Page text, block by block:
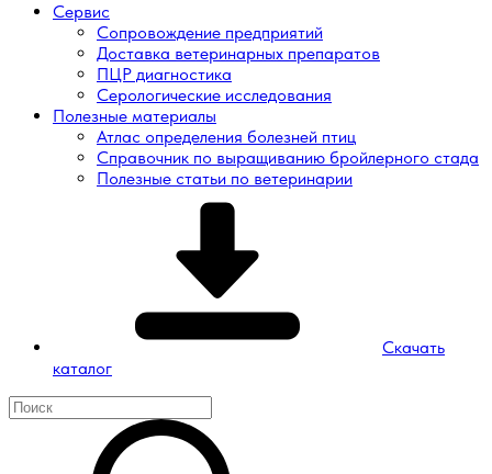
Сервис
Сопровождение предприятий
Доставка ветеринарных препаратов
ПЦР диагностика
Серологические исследования
Полезные материалы
Атлас определения болезней птиц
Справочник по выращиванию бройлерного стада
Полезные статьи по ветеринарии
Скачать
каталог